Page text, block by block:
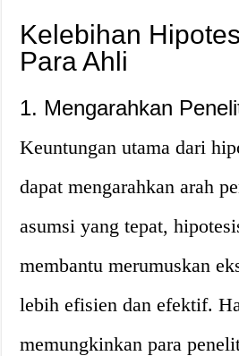
Kelebihan
Para Ahli
1. Mengarahkan
Keuntungan utama dari
dapat mengarahkan arah
asumsi yang tepat,
membantu merumuskan
lebih efisien dan efektif.
memungkinkan para